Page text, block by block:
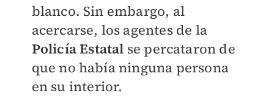
blanco. Sin embargo, al
acercarse, los agentes de la
Policía Estatal se percataron de
que no había ninguna persona
en su interior.